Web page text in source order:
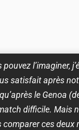
l’imaginer,
satisfait après
le Genoa
difficile. Mais
comparer ces deux